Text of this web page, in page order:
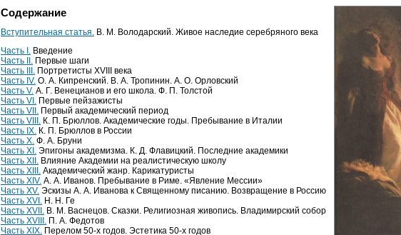
Содержание
Вступительная статья. В. М. Володарский. Живое наследие серебряного века
Часть I. Введение
Часть II. Первые шаги
Часть III. Портретисты XVIII века
Часть IV. О. А. Кипренский. В. А. Тропинин. А. О. Орловский
Часть V. А. Г. Венецианов и его школа. Ф. П. Толстой
Часть VI. Первые пейзажисты
Часть VII. Первый академический период
Часть VIII. К. П. Брюллов. Академические годы. Пребывание в Италии
Часть IX. К. П. Брюллов в России
Часть X. Ф. А. Бруни
Часть XI. Эпигоны академизма. К. Д. Флавицкий. Последние академики
Часть XII. Влияние Академии на реалистическую школу
Часть XIII. Академический жанр. Карикатуристы
Часть XIV. А. А. Иванов. Пребывание в Риме. «Явление Мессии»
Часть XV. Эскизы А. А. Иванова к Священному писанию. Возвращение в Россию
Часть XVI. Н. Н. Ге
Часть XVII. В. М. Васнецов. Сказки. Религиозная живопись. Владимирский собор
Часть XVIII. П. А. Федотов
Часть XIX. Перелом 50-х годов. Эстетика 50-х годов